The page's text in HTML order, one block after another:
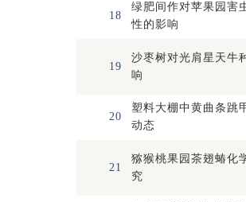
18
绿肥间作对苹果园害
性的影响
19
沙枣树对光肩星天牛
响
20
塑料大棚中黄曲条跳
动态
21
猕猴桃果园茶翅蝽化
究